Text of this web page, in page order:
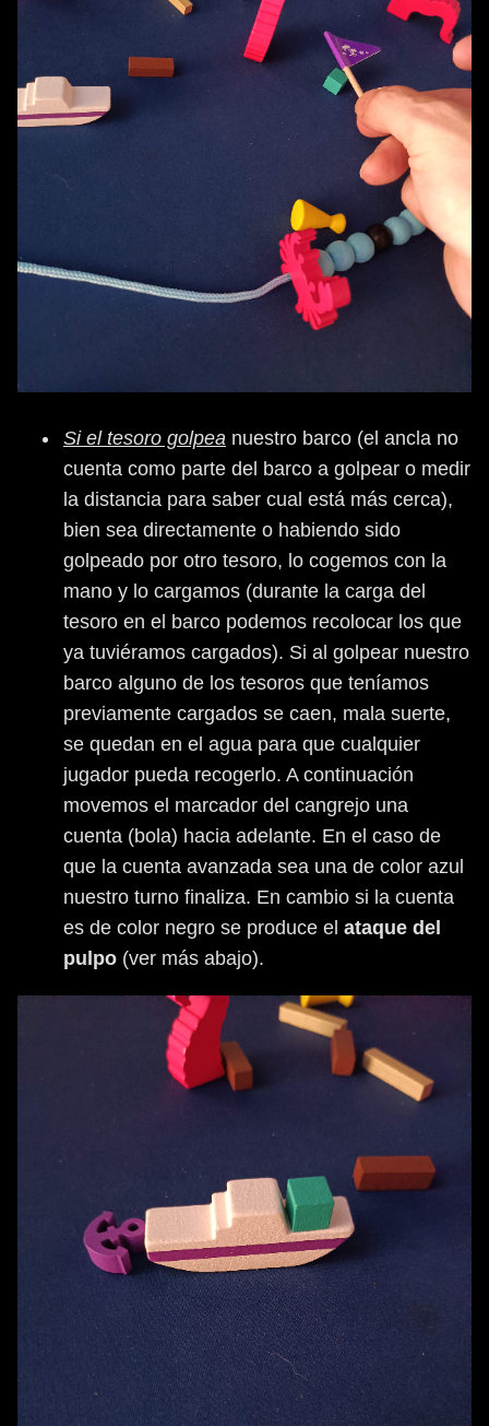
Si el tesoro golpea nuestro barco (el ancla no
cuenta como parte del barco a golpear o medir
la distancia para saber cual está más cerca),
bien sea directamente o habiendo sido
golpeado por otro tesoro, lo cogemos con la
mano y lo cargamos (durante la carga del
tesoro en el barco podemos recolocar los que
ya tuviéramos cargados). Si al golpear nuestro
barco alguno de los tesoros que teníamos
previamente cargados se caen, mala suerte,
se quedan en el agua para que cualquier
jugador pueda recogerlo. A continuación
movemos el marcador del cangrejo una
cuenta (bola) hacia adelante. En el caso de
que la cuenta avanzada sea una de color azul
nuestro turno finaliza. En cambio si la cuenta
es de color negro se produce el ataque del
pulpo (ver más abajo).